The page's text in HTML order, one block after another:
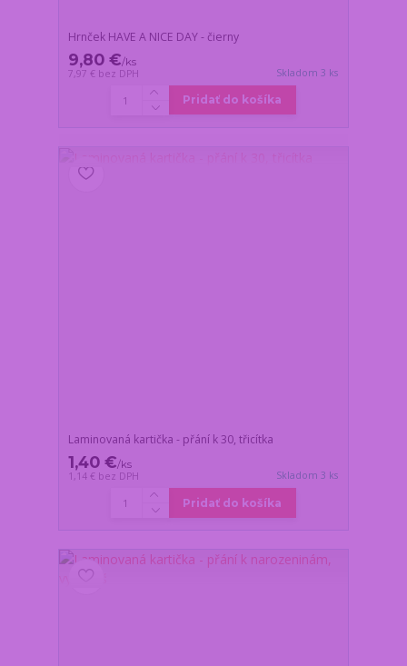
Hrnček HAVE A NICE DAY - čierny
9,80 €/ks
7,97 € bez DPH Skladom 3 ks
Pridať do košíka
Laminovaná kartička - přání k 30, třicítka
1,40 €/ks
1,14 € bez DPH Skladom 3 ks
Pridať do košíka